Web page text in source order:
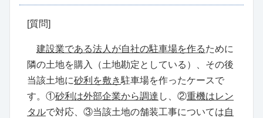
[質問]
建設業である法人が自社の駐車場を作るために
隣の土地を購入（土地勘定としている）、その後
当該土地に砂利を敷き駐車場を作ったケースで
す。①砂利は外部企業から調達 し、②重機はレン
タルで対応、③当該土地の舗装工事については自